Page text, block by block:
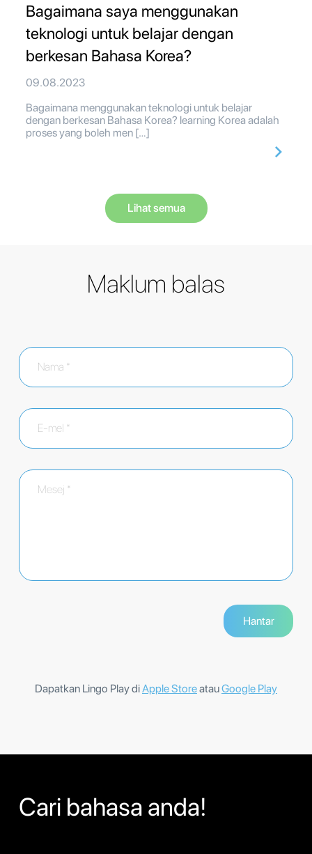
Bagaimana saya menggunakan
teknologi untuk belajar dengan
berkesan Bahasa Korea?
09.08.2023
Bagaimana menggunakan teknologi untuk belajar
dengan berkesan Bahasa Korea? learning Korea adalah
proses yang boleh men […]
Lihat semua
Maklum balas
Dapatkan Lingo Play diApple StoreatauGoogle Play
Cari bahasa anda!